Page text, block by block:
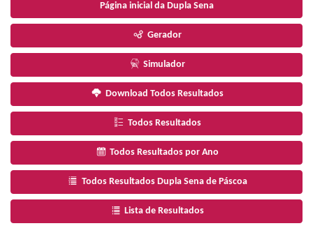
Página inicial da Dupla Sena
Gerador
Simulador
Download Todos Resultados
Todos Resultados
Todos Resultados por Ano
Todos Resultados Dupla Sena de Páscoa
Lista de Resultados